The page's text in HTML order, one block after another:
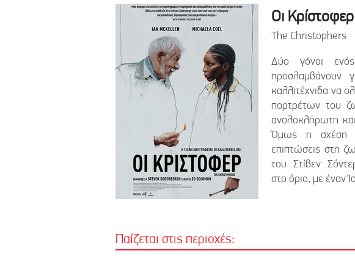
Οι Κρίστοφερ
The Christophers
Δύο γόνοι
προσλαμβάνουν
καλλιτέχνιδα να
πορτρέτων του
ανολοκλήρωτη
Όμως η σχέση
επιπτώσεις στη
του Στίβεν
στο όριο, με έναν
Παίζεται στις περιοχές: